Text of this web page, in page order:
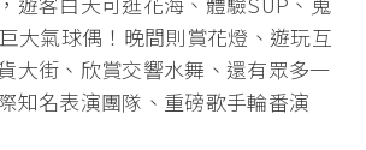
大氣球偶！晚間則賞花燈、遊玩互
大街、欣賞交響水舞、還有眾多一
知名表演團隊、重磅歌手輪番演